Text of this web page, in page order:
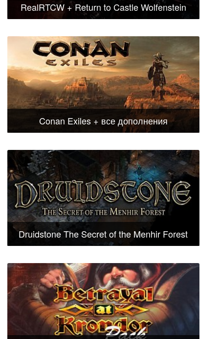
RealRTCW + Return to Castle Wolfenstein
Conan Exiles + все дополнения
Druidstone The Secret of the Menhir Forest